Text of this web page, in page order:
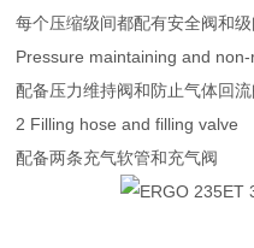
每个压缩级间都配有安全阀和
Pressure maintaining and
配备压力维持阀和防止气体回流
2 Filling hose and filling valve
配备两条充气软管和充气阀